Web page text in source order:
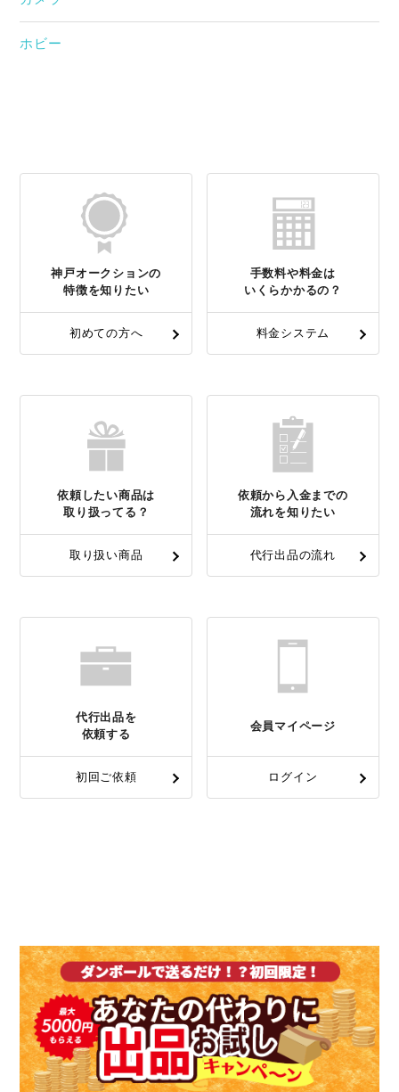
ホビー
神戸オークションの
特徴を知りたい
初めての方へ
手数料や料金は
いくらかかるの？
料金システム
依頼したい商品は
取り扱ってる？
取り扱い商品
依頼から入金までの
流れを知りたい
代行出品の流れ
代行出品を
依頼する
初回ご依頼
会員マイページ
ログイン